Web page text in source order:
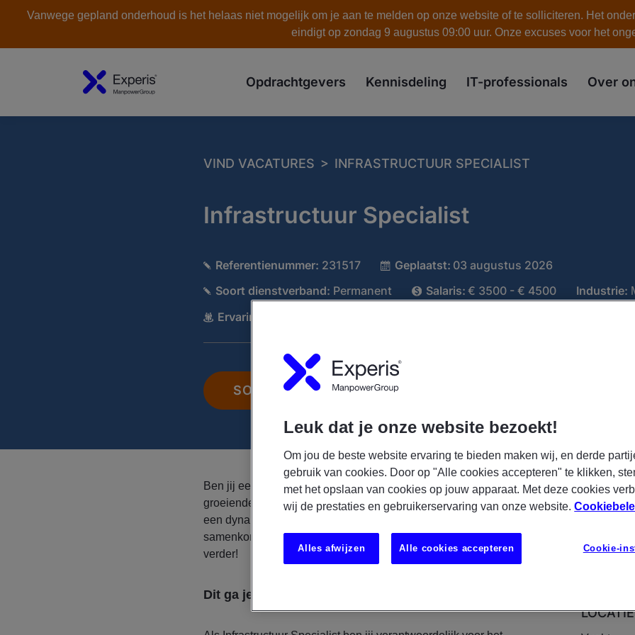
Vanwege gepland onderhoud is het helaas niet mogelijk om je aan te melden op onze website of te solliciteren. Het
eindigt op zondag 9 augustus 09:00 uur. Onze excuses voor het
skip to the main content
Opdrachtgevers Kennisdeling IT-professionals Over
VIND VACATURES > INFRASTRUCTUUR SPECIALIST
Infrastructuur Specialist
Referentienummer: 231517 Geplaatst: 03 augustus 2026
Soort dienstverband: Permanent Salaris: € 3500 - € 4500 Industrie:
Ervaring:
SOLLICITEER NU
Ben jij een IT specialist die graag de infrastructuur van een
groeiende organisatie naar een hoger niveau tilt? Wil jij werken in
een dynamische omgeving waar techniek,projecten en beheer
samenkomen en waar je echt impact kan maken? Lees dan
verder!
Dit ga je doen
LOCATIE
Leuk dat je onze website bezoekt!
Om jou de beste website ervaring te bieden maken wij, en derde
gebruik van cookies. Door op "Alle cookies accepteren" te klikken,
met het opslaan van cookies op jouw apparaat. Met deze cookies
wij de prestaties en gebruikerservaring van onze website.
Cookie-
Alles afwijzen Alle cookies accepteren